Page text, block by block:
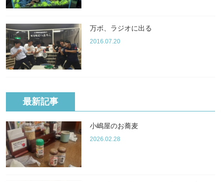
万ボ、ラジオに出る
2016.07.20
最新記事
小嶋屋のお蕎麦
2026.02.28